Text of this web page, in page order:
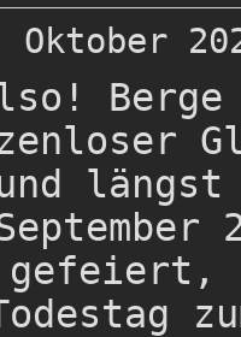
Berge
längst
gefeiert,